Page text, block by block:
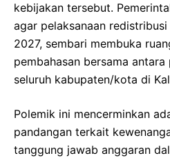
kebijakan tersebut.
agar pelaksanaan
2027, sembari membuka
pembahasan bersama
seluruh kabupaten/kota di
Polemik ini mencerminkan
pandangan terkait
tanggung jawab anggaran